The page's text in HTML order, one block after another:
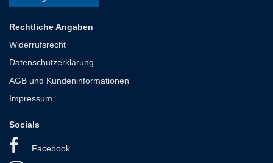
Rechtliche Angaben
Widerrufsrecht
Datenschutzerklärung
AGB und Kundeninformationen
Impressum
Socials
Facebook